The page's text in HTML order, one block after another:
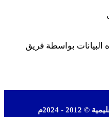
البيانات بواسطة فريق
- 2024م